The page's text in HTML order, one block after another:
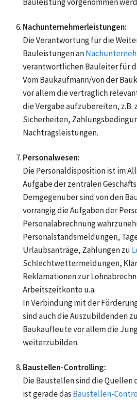
Nachunternehmerleistungen:
Die Verantwortung für die
Bauleistungen an
verantwortlichen Bauleiter für
Vom Baukaufmann/von der
vor allem die vertraglich
die Vergabe aufzubereiten, z.B.
Sicherheiten,
Nachtragsleistungen.
Personalwesen:
Die Personaldisposition ist im
Aufgabe der zentralen
Demgegenüber sind von den
vorrangig die Aufgaben der
Personalabrechnung
Personalstandsmeldungen,
Urlaubsanträge, Zahlungen zu
Schlechtwettermeldungen,
Reklamationen zur
Arbeitszeitkonto u.a.
In Verbindung mit der
sind auch die Auszubildenden
Baukaufleute vor allem die
weiterzubilden.
Baustellen-Controlling:
Die Baustellen sind die Quellen
ist gerade das Baustellen-